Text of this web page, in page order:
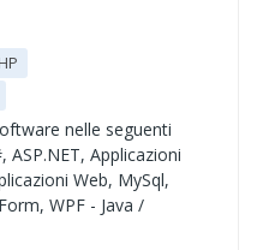
nelle seguenti
Applicazioni
Web, MySql,
WPF - Java /